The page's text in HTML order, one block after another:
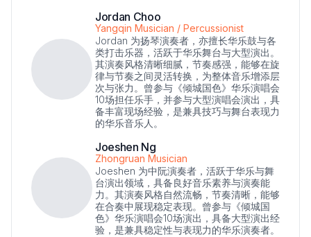
Jordan Choo
Yangqin Musician / Percussionist
Jordan 为扬琴演奏者，亦擅长华乐鼓与各
类打击乐器，活跃于华乐舞台与大型演出。
其演奏风格清晰细腻，节奏感强，能够在旋
律与节奏之间灵活转换，为整体音乐增添层
次与张力。曾参与《倾城国色》华乐演唱会
10场担任乐手，并参与大型演唱会演出，具
备丰富现场经验，是兼具技巧与舞台表现力
的华乐音乐人。
Joeshen Ng
Zhongruan Musician
Joeshen 为中阮演奏者，活跃于华乐与舞
台演出领域，具备良好音乐素养与演奏能
力。其演奏风格自然流畅，节奏清晰，能够
在合奏中展现稳定表现。曾参与《倾城国
色》华乐演唱会10场演出，具备大型演出经
验，是兼具稳定性与表现力的华乐演奏者。